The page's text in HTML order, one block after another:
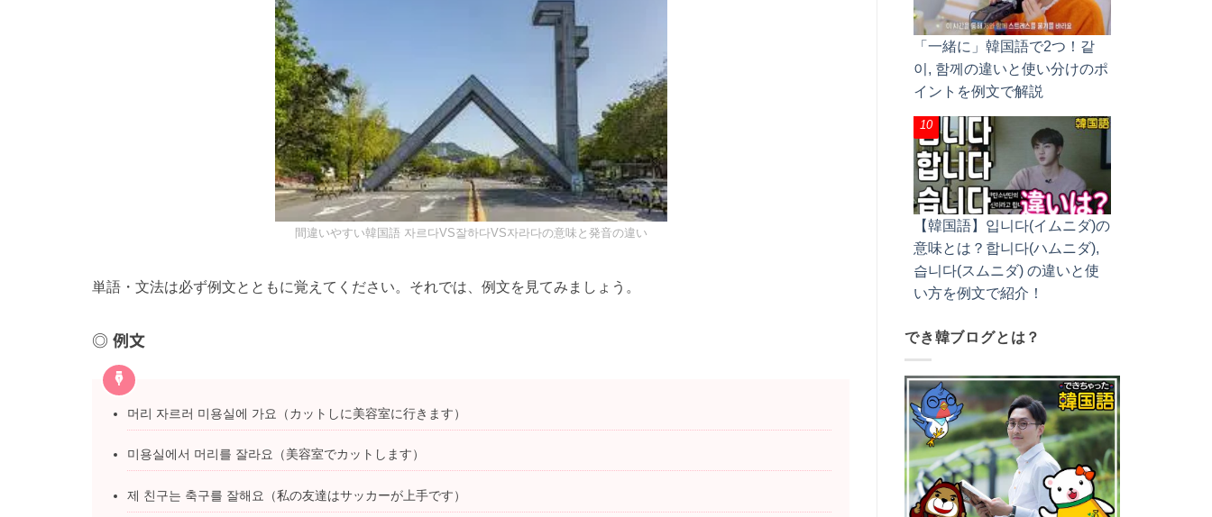
間違いやすい韓国語 자르다VS잘하다VS자라다の意味と発音の違い
単語・文法は必ず例文とともに覚えてください。それでは、例文を見てみましょう。
例文
머리 자르러 미용실에 가요（カットしに美容室に行きます）
미용실에서 머리를 잘라요（美容室でカットします）
제 친구는 축구를 잘해요（私の友達はサッカーが上手です）
「一緒に」韓国語で2つ！같
이, 함께の違いと使い分けのポ
イントを例文で解説
【韓国語】입니다(イムニダ)の
意味とは？합니다(ハムニダ),
습니다(スムニダ) の違いと使
い方を例文で紹介！
でき韓ブログとは？